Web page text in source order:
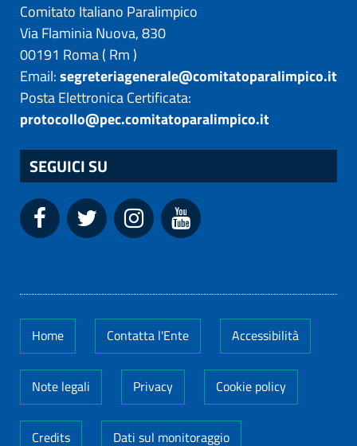
Comitato Italiano Paralimpico
Via Flaminia Nuova, 830
00191 Roma( Rm)
Email:segreteriagenerale@comitatoparalimpico.it
Posta Elettronica Certificata:
protocollo@pec.comitatoparalimpico.it
SEGUICI SU
Home Contatta l'Ente Accessibilità
Note legali Privacy Cookie policy
Credits Dati sul monitoraggio